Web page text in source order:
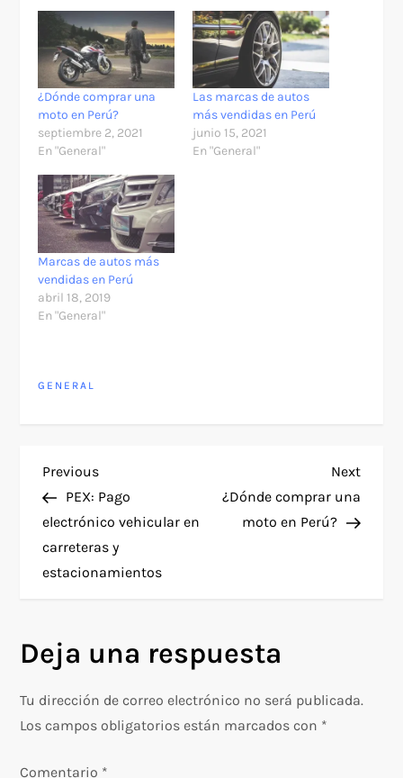
¿Dónde comprar una
moto en Perú?
septiembre 2, 2021
En "General"
Las marcas de autos
más vendidas en Perú
junio 15, 2021
En "General"
Marcas de autos más
vendidas en Perú
abril 18, 2019
En "General"
GENERAL
N
a
v
g
a
c
Previous
Post
Previous
PEX: Pago
electrónico vehicular en
carreteras y
estacionamientos
Next
Post
Next
¿Dónde comprar una
moto en Perú?
Deja una respuesta
Tu dirección de correo electrónico no será publicada.
Los campos obligatorios están marcados con *
Comentario *